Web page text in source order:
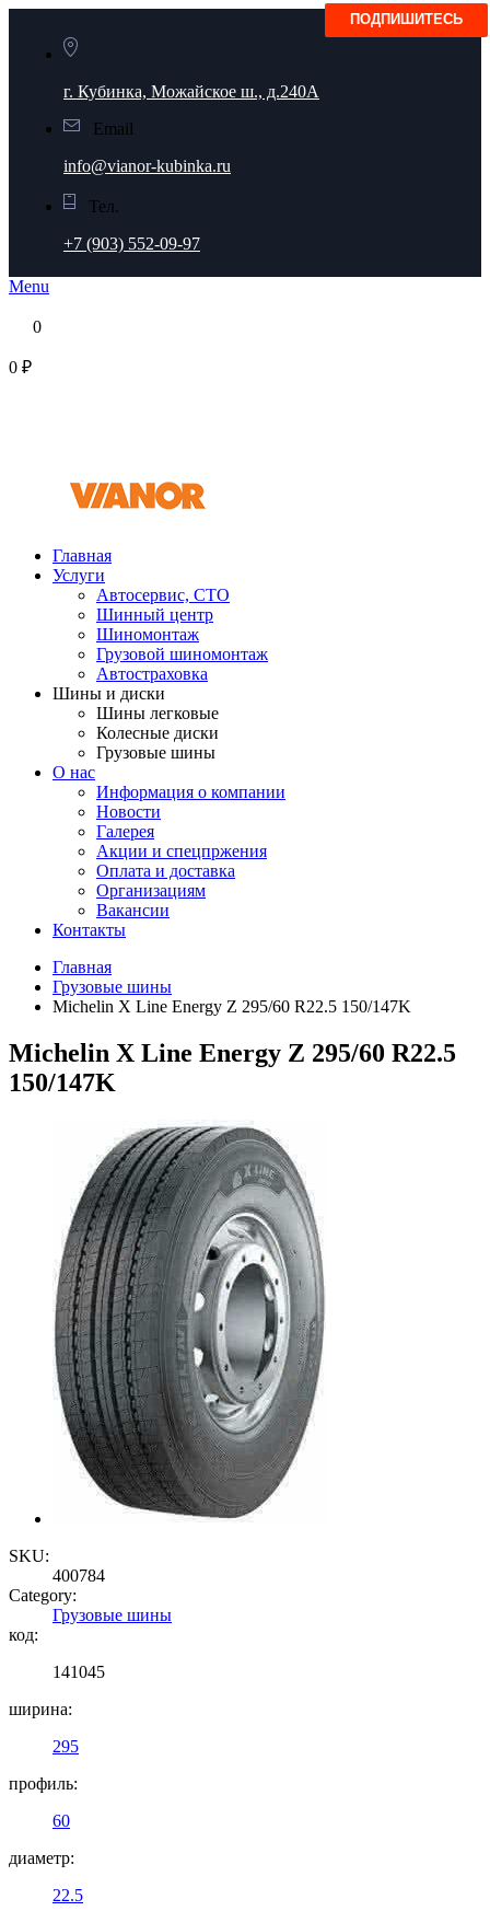
г. Кубинка, Можайское ш., д.240А
Email
info@vianor-kubinka.ru
Тел.
+7 (903) 552-09-97
Menu
0
0 ₽
Главная
Услуги
Автосервис, СТО
Шинный центр
Шиномонтаж
Грузовой шиномонтаж
Автостраховка
Шины и диски
Шины легковые
Колесные диски
Грузовые шины
О нас
Информация о компании
Новости
Галерея
Акции и спецпржения
Оплата и доставка
Организациям
Вакансии
Контакты
Главная
Грузовые шины
Michelin X Line Energy Z 295/60 R22.5 150/147K
Michelin X Line Energy Z 295/60 R22.5
150/147K
SKU:
400784
Category:
Грузовые шины
код:
141045
ширина:
295
профиль:
60
диаметр:
22.5